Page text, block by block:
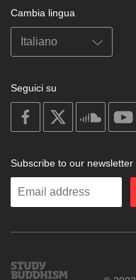
Cambia lingua
Seguici su
on
facebook
Subscribe to our newsletter
Enter
Study